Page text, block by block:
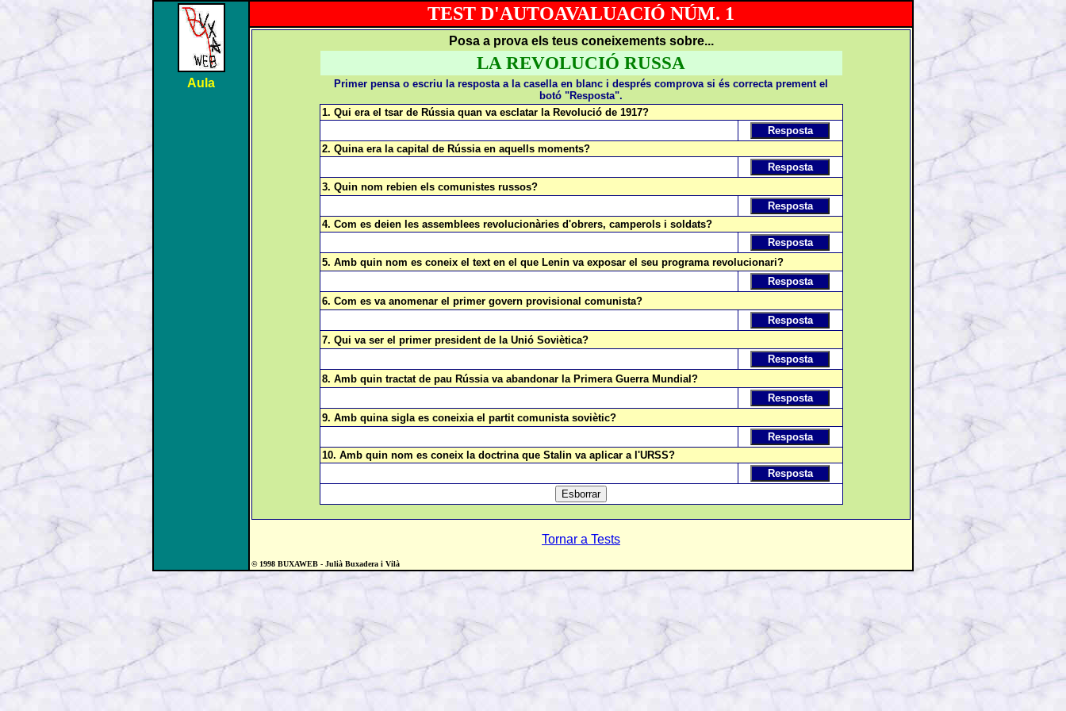
Aula
TEST D'AUTOAVALUACIÓ NÚM. 1
Posa a prova els teus coneixements sobre...
LA REVOLUCIÓ RUSSA
Primer pensa o escriu la resposta a la casella en blanc i després comprova si és correcta prement el
botó "Resposta".
1. Qui era el tsar de Rússia quan va esclatar la Revolució de 1917?
2. Quina era la capital de Rússia en aquells moments?
3. Quin nom rebien els comunistes russos?
4. Com es deien les assemblees revolucionàries d'obrers, camperols i soldats?
5. Amb quin nom es coneix el text en el que Lenin va exposar el seu programa revolucionari?
6. Com es va anomenar el primer govern provisional comunista?
7. Qui va ser el primer president de la Unió Soviètica?
8. Amb quin tractat de pau Rússia va abandonar la Primera Guerra Mundial?
9. Amb quina sigla es coneixia el partit comunista soviètic?
10. Amb quin nom es coneix la doctrina que Stalin va aplicar a l'URSS?
Tornar a Tests
© 1998 BUXAWEB - Julià Buxadera i Vilà